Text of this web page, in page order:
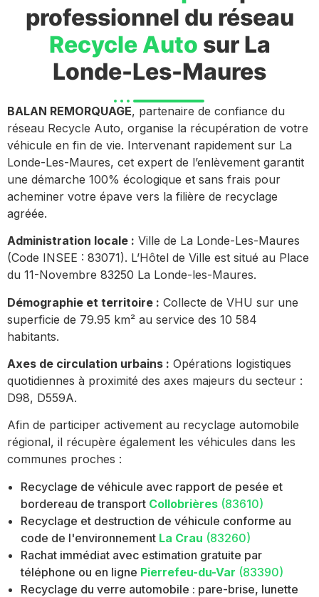
professionnel du réseau
Recycle Auto sur La
Londe-Les-Maures
BALAN REMORQUAGE, partenaire de confiance du
réseau Recycle Auto, organise la récupération de votre
véhicule en fin de vie. Intervenant rapidement sur La
Londe-Les-Maures, cet expert de l’enlèvement garantit
une démarche 100% écologique et sans frais pour
acheminer votre épave vers la filière de recyclage
agréée.
Administration locale : Ville de La Londe-Les-Maures
(Code INSEE : 83071). L’Hôtel de Ville est situé au Place
du 11-Novembre 83250 La Londe-les-Maures.
Démographie et territoire : Collecte de VHU sur une
superficie de 79.95 km² au service des 10 584
habitants.
Axes de circulation urbains : Opérations logistiques
quotidiennes à proximité des axes majeurs du secteur :
D98, D559A.
Afin de participer activement au recyclage automobile
régional, il récupère également les véhicules dans les
communes proches :
Recyclage de véhicule avec rapport de pesée et
bordereau de transport Collobrières (83610)
Recyclage et destruction de véhicule conforme au
code de l'environnement La Crau (83260)
Rachat immédiat avec estimation gratuite par
téléphone ou en ligne Pierrefeu-du-Var (83390)
Recyclage du verre automobile : pare-brise, lunette